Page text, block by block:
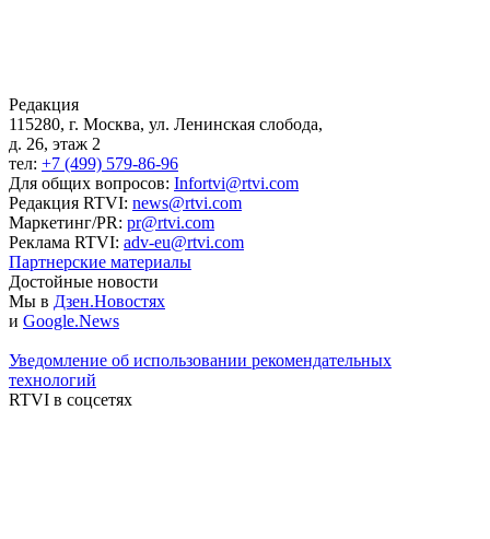
Редакция
115280, г. Москва, ул. Ленинская слобода,
д. 26, этаж 2
тел: +7 (499) 579-86-96
Для общих вопросов: Infortvi@rtvi.com
Редакция RTVI: news@rtvi.com
Маркетинг/PR: pr@rtvi.com
Реклама RTVI: adv-eu@rtvi.com
Партнерские материалы
Достойные новости
Мы в Дзен.Новостях
и Google.News
Уведомление об использовании рекомендательных
технологий
RTVI в соцсетях